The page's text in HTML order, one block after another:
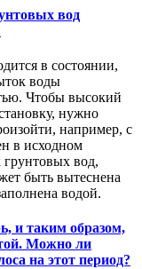
вод
в состоянии,
воды
Чтобы высокий
нужно
например, с
в исходном
грунтовых вод,
быть вытеснена
водой.
и таким образом,
Можно ли
на этот период?